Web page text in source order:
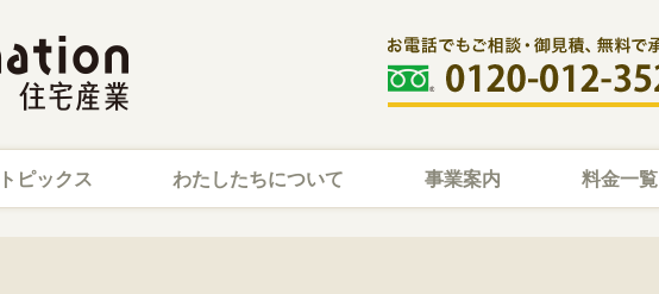
トピックス わたしたちについて 事業案内 料金一覧